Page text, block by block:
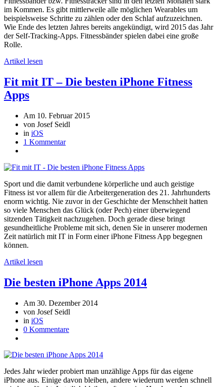
im Kommen. Es gibt mittlerweile alle möglichen Wearables um
beispielsweise Schritte zu zählen oder den Schlaf aufzuzeichnen.
Wie Ende des letzten Jahres bereits angekündigt, wird 2015 das Jahr
der Self-Tracking-Apps. Fitnessbänder spielen dabei eine große
Rolle.
Artikel lesen
Fit mit IT – Die besten iPhone Fitness
Apps
Am 10. Februar 2015
von Josef Seidl
in iOS
1 Kommentar
Sport und die damit verbundene körperliche und auch geistige
Fitness ist vor allem für die Arbeitergeneration des 21. Jahrhunderts
enorm wichtig. Nie zuvor in der Geschichte der Menschheit hatten
so viele Menschen das Glück (oder Pech) einer überwiegend
sitzenden Tätigkeit nachzugehen. Doch gerade diese bringt
gesundheitliche Probleme mit sich, denen Sie in unserer modernen
Zeit natürlich mit IT in Form einer iPhone Fitness App begegnen
können.
Artikel lesen
Die besten iPhone Apps 2014
Am 30. Dezember 2014
von Josef Seidl
in iOS
0 Kommentare
Jedes Jahr wieder probiert man unzählige Apps für das eigene
iPhone aus. Einige davon bleiben, andere wiederum werden schnell